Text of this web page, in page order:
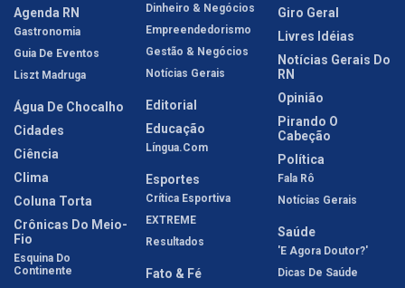
Agenda RN
Gastronomia
Guia De Eventos
Liszt Madruga
Água De Chocalho
Cidades
Ciência
Clima
Coluna Torta
Crônicas Do Meio-
Fio
Esquina Do
Continente
Dinheiro & Negócios
Empreendedorismo
Gestão & Negócios
Notícias Gerais
Editorial
Educação
Língua.com
Esportes
Crítica Esportiva
EXTREME
Resultados
Fato & Fé
Giro Geral
Livres Idéias
Notícias Gerais Do
RN
Opinião
Pirando O
Cabeção
Política
Fala Rô
Notícias Gerais
Saúde
'E Agora Doutor?'
Dicas De Saúde